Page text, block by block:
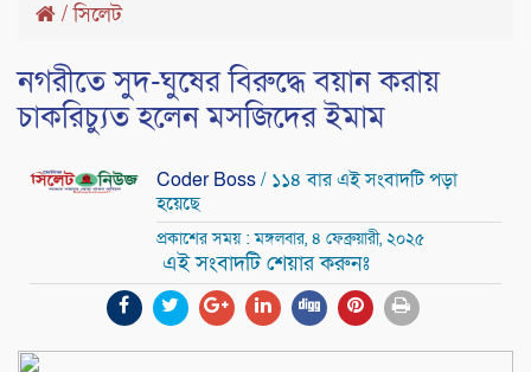
/সিলেট
নগরীতে সুদ-ঘুষের বিরুদ্ধে বয়ান করায়
চাকরিচ্যুত হলেন মসজিদের ইমাম
Coder Boss/ ১১৪ বার এই সংবাদটি পড়া
হয়েছে
প্রকাশের সময় : মঙ্গলবার, ৪ ফেব্রুয়ারী, ২০২৫
এই সংবাদটি শেয়ার করুনঃ